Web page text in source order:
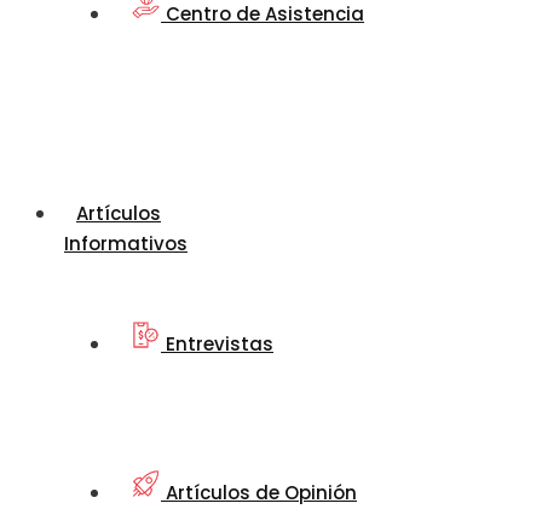
Centro de Asistencia
Artículos
Informativos
Entrevistas
Artículos de Opinión